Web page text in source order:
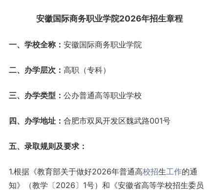
安徽国际商务职业学院2026年招生章程
一、学校全称： 安徽国际商务职业学院
二、办学层次： 高职（专科）
三、办学类型： 公办普通高等职业学校
四、办学地址： 合肥市双凤开发区魏武路001号
五、录取规则及要求：
1.根据《教育部关于做好2026年普通高校招生工作的通
知》（教学〔2026〕1号）和《安徽省高等学校招生委员